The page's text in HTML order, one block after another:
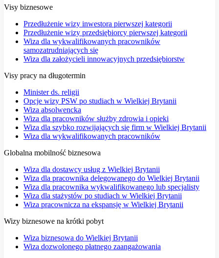
Visy biznesowe
Przedłużenie wizy inwestora pierwszej kategorii
Przedłużenie wizy przedsiębiorcy pierwszej kategorii
Wiza dla wykwalifikowanych pracowników
samozatrudniających się
Wiza dla założycieli innowacyjnych przedsiębiorstw
Visy pracy na długotermin
Minister ds. religii
Opcje wizy PSW po studiach w Wielkiej Brytanii
Wiza absolwencka
Wiza dla pracowników służby zdrowia i opieki
Wiza dla szybko rozwijających się firm w Wielkiej Brytanii
Wiza dla wykwalifikowanych pracowników
Globalna mobilność biznesowa
Wiza dla dostawcy usług z Wielkiej Brytanii
Wiza dla pracownika delegowanego do Wielkiej Brytanii
Wiza dla pracownika wykwalifikowanego lub specjalisty
Wiza dla stażystów po studiach w Wielkiej Brytanii
Wiza pracownicza na ekspansję w Wielkiej Brytanii
Wizy biznesowe na krótki pobyt
Wiza biznesowa do Wielkiej Brytanii
Wiza dozwolonego płatnego zaangażowania